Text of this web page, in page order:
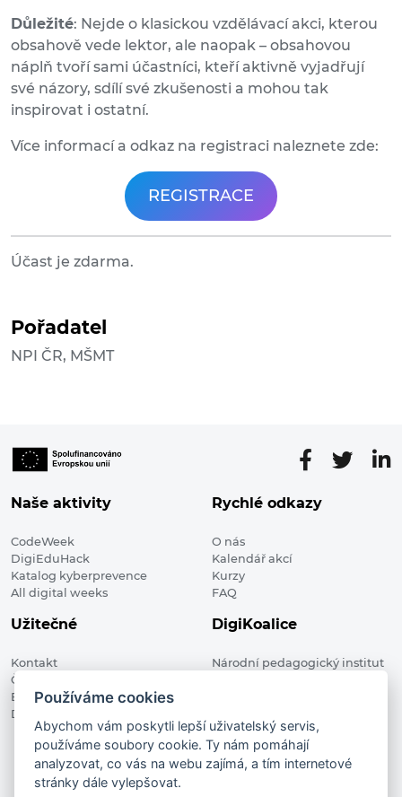
Důležité: Nejde o klasickou vzdělávací akci, kterou
obsahově vede lektor, ale naopak – obsahovou
náplň tvoří sami účastníci, kteří aktivně vyjadřují
své názory, sdílí své zkušenosti a mohou tak
inspirovat i ostatní.
Více informací a odkaz na registraci naleznete zde:
REGISTRACE
Účast je zdarma.
Pořadatel
NPI ČR, MŠMT
Naše aktivity
CodeWeek
DigiEduHack
Katalog kyberprevence
All digital weeks
Rychlé odkazy
O nás
Kalendář akcí
Kurzy
FAQ
Užitečné
Kontakt
Členské organizace
Blog
Digitalizace ve vzdělávání
DigiKoalice
Národní pedagogický institut
DigiKoalice 2021. All rights reserved
Vstup do administrace
Používáme cookies
Abychom vám poskytli lepší uživatelský servis,
používáme soubory cookie. Ty nám pomáhají
analyzovat, co vás na webu zajímá, a tím internetové
stránky dále vylepšovat.